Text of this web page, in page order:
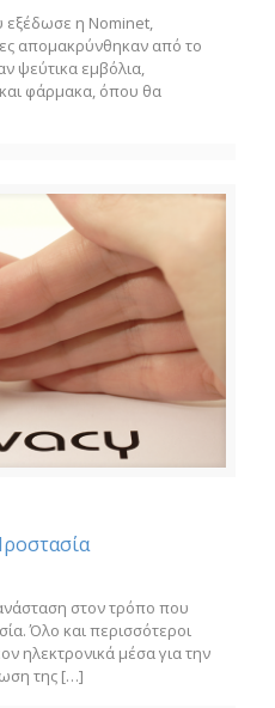
η Nominet,
απομακρύνθηκαν από το
ψεύτικα εμβόλια,
φάρμακα, όπου θα
στον τρόπο που
Όλο και περισσότεροι
ηλεκτρονικά μέσα για την
της […]